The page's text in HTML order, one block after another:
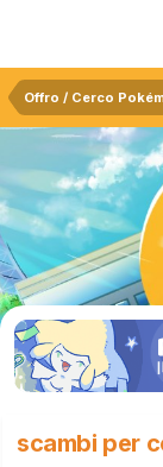
Offro / Cerco
scambi per